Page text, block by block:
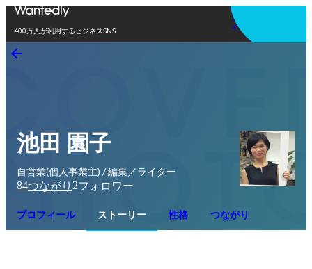
400万人が利用するビジネスSNS
アプリを使う
池田 園子
自営業(個人事業主) / 編集／ライター
84つながり 2フォロワー
プロフィール ストーリー 性格 つながり